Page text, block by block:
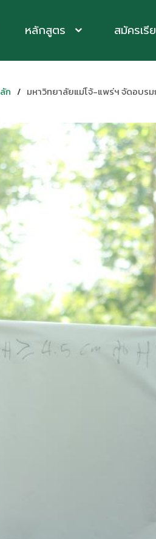
หลักสูตร สมัครเรี
ก มหาวิทยาลัยแม่โจ้-แพร่ฯ จัดอบรม